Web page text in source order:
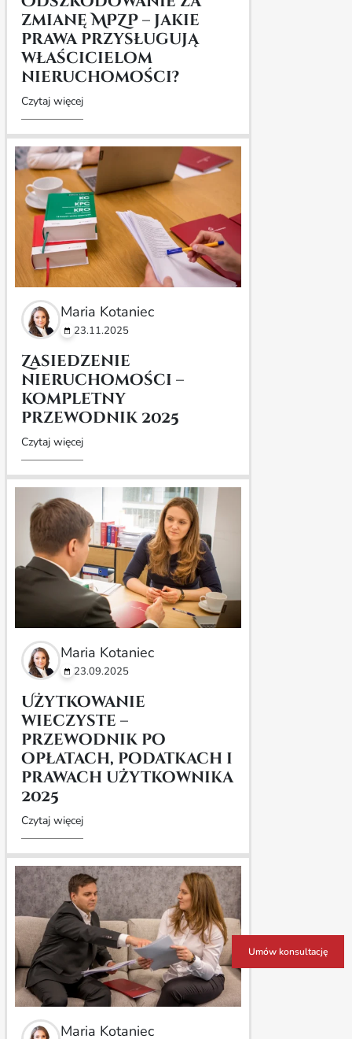
zmianę MPZP – jakie
prawa przysługują
właścicielom
nieruchomości?
Czytaj więcej
Maria Kotaniec
23.11.2025
Zasiedzenie
nieruchomości –
kompletny
przewodnik 2025
Czytaj więcej
Maria Kotaniec
23.09.2025
Użytkowanie
wieczyste –
przewodnik po
opłatach, podatkach i
prawach użytkownika
2025
Czytaj więcej
Maria Kotaniec
Umów konsultację